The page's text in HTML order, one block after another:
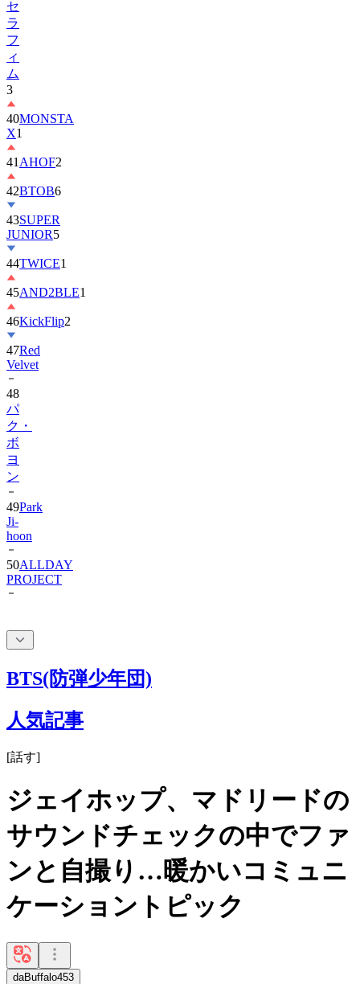
セ
ラ
フ
ィ
ム
3
40MONSTA
X1
41 AHOF2
42BTOB6
43SUPER
JUNIOR5
44TWICE1
45AND2BLE1
46KickFlip2
47Red
Velvet
48
パ
ク・
ボ
ヨ
ン
49Park
Ji-
hoon
50ALLDAY
PROJECT
BTS(防弾少年団)
人気記事
[話す]
ジェイホップ、マドリードの
サウンドチェックの中でファ
ンと自撮り…暖かいコミュニ
ケーショントピック
daBuffalo453